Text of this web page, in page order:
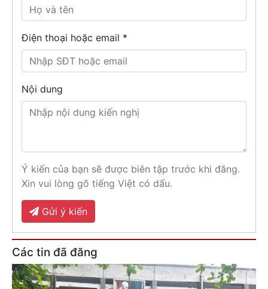
Điện thoại hoặc email *
Nội dung
Ý kiến của bạn sẽ được biên tập trước khi đăng.
Xin vui lòng gõ tiếng Việt có dấu.
Gửi ý kiến
Các tin đã đăng